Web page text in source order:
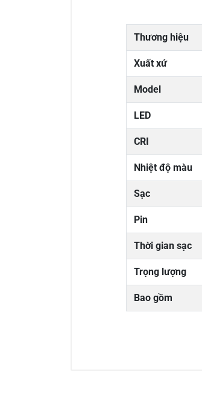
Thương hiệu
Xuất xứ
Model
LED
CRI
Nhiệt độ màu
Sạc
Pin
Thời gian sạc
Trọng lượng
Bao gồm